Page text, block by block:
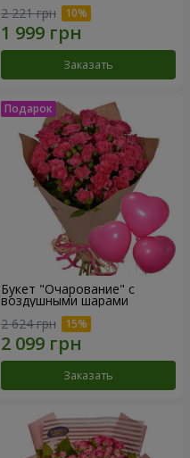
2 221 грн
Заказать
Букет "Очарование" с
воздушными шарами
2 624 грн
Заказать